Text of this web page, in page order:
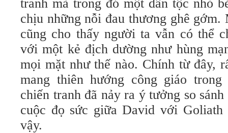
tranh mà trong đó một dân tộc nhỏ
chịu những nỗi đau thương ghê gớm.
cũng cho thấy người ta vẫn có thể
với một kẻ địch dường như hùng
mọi mặt như thế nào. Chính từ đây,
mang thiên hướng công giáo
chiến tranh đã nảy ra ý tưởng so
cuộc đọ sức giữa David với Goliath
vậy.